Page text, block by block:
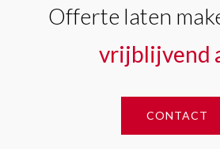
Offerte laten
vrijblijvend
CONTACT